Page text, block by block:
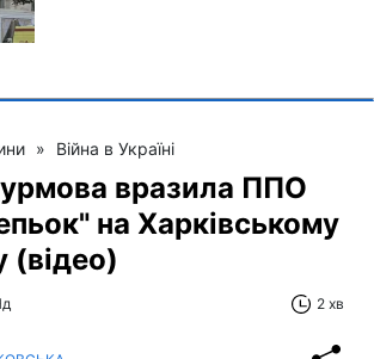
» Війна в Україні
вразила ППО
на Харківському
(відео)
2 хв